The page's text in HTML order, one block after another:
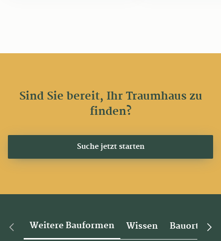
Sind Sie bereit, Ihr Traumhaus zu
finden?
Suche jetzt starten
Weitere Bauformen Wissen Bauorte